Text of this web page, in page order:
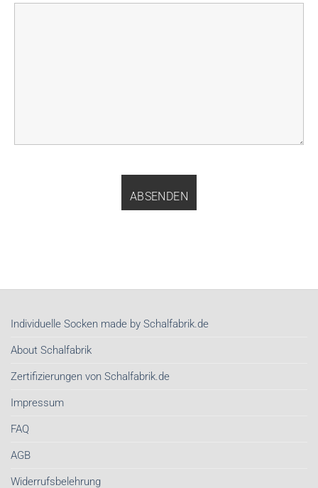
Individuelle Socken made by Schalfabrik.de
About Schalfabrik
Zertifizierungen von Schalfabrik.de
Impressum
FAQ
AGB
Widerrufsbelehrung